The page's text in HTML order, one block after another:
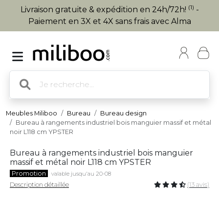
Livraison gratuite & expédition en 24h/72h! (1) -
Paiement en 3X et 4X sans frais avec Alma
Meubles Miliboo Bureau
Bureau design
Bureau à rangements industriel bois manguier massif et métal
noir L118 cm YPSTER
Bureau à rangements industriel bois manguier
massif et métal noir L118 cm YPSTER
Promotion valable jusqu'au 20-08
Description détaillée (13 avis)